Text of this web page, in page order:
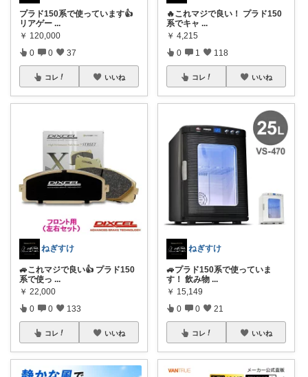
プラド150系で使っています👍
リアゲー ...
￥ 120,000
0 0 37
コレ いいね
ねぎすけ
🚙これマジで良い👍 プラド150
系で使っ ...
￥ 22,000
0 0 133
コレ いいね
🔥これマジで良い！ プラド150
系でキャ ...
￥ 4,215
0 1 118
コレ いいね
ねぎすけ
🚙プラド150系で使っていま
す！ 飲み物 ...
￥ 15,149
0 0 21
コレ いいね